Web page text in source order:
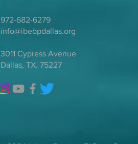
972-682-6279
info@ibebpdallas.org
3011 Cypress Avenue
Dallas, TX. 75227